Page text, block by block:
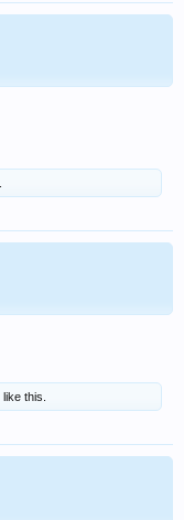
like this.